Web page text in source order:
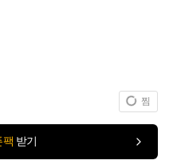
찜
팩 받기